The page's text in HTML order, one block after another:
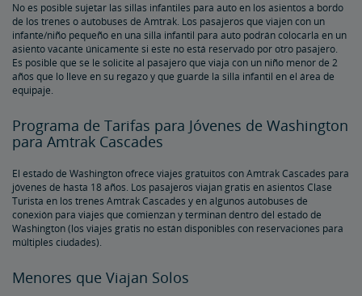
No es posible sujetar las sillas infantiles para auto en los asientos a bordo
de los trenes o autobuses de Amtrak. Los pasajeros que viajen con un
infante/niño pequeño en una silla infantil para auto podrán colocarla en un
asiento vacante únicamente si este no está reservado por otro pasajero.
Es posible que se le solicite al pasajero que viaja con un niño menor de 2
años que lo lleve en su regazo y que guarde la silla infantil en el área de
equipaje.
Programa de Tarifas para Jóvenes de Washington
para Amtrak Cascades
El estado de Washington ofrece viajes gratuitos con Amtrak Cascades para
jóvenes de hasta 18 años. Los pasajeros viajan gratis en asientos Clase
Turista en los trenes Amtrak Cascades y en algunos autobuses de
conexión para viajes que comienzan y terminan dentro del estado de
Washington (los viajes gratis no están disponibles con reservaciones para
múltiples ciudades).
Menores que Viajan Solos